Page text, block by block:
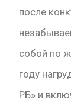
после
собой по
году
РБ» и